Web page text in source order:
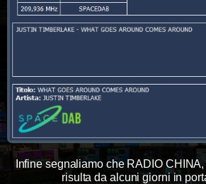
Infine segnaliamo che RADIO
risulta da alcuni giorni in